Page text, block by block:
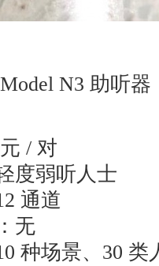
N3 助听器
/ 对
度弱听人士
通道
无
种场景、30 类